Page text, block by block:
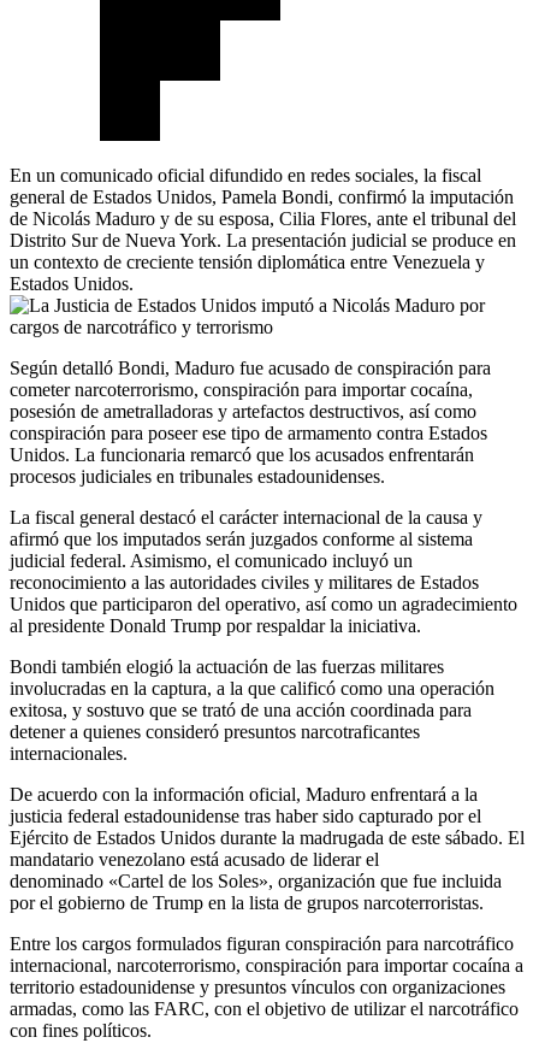
En un comunicado oficial difundido en redes sociales, la fiscal
general de Estados Unidos, Pamela Bondi, confirmó la imputación
de Nicolás Maduro y de su esposa, Cilia Flores, ante el tribunal del
Distrito Sur de Nueva York. La presentación judicial se produce en
un contexto de creciente tensión diplomática entre Venezuela y
Estados Unidos.
Según detalló Bondi, Maduro fue acusado de conspiración para
cometer narcoterrorismo, conspiración para importar cocaína,
posesión de ametralladoras y artefactos destructivos, así como
conspiración para poseer ese tipo de armamento contra Estados
Unidos. La funcionaria remarcó que los acusados enfrentarán
procesos judiciales en tribunales estadounidenses.
La fiscal general destacó el carácter internacional de la causa y
afirmó que los imputados serán juzgados conforme al sistema
judicial federal. Asimismo, el comunicado incluyó un
reconocimiento a las autoridades civiles y militares de Estados
Unidos que participaron del operativo, así como un agradecimiento
al presidente Donald Trump por respaldar la iniciativa.
Bondi también elogió la actuación de las fuerzas militares
involucradas en la captura, a la que calificó como una operación
exitosa, y sostuvo que se trató de una acción coordinada para
detener a quienes consideró presuntos narcotraficantes
internacionales.
De acuerdo con la información oficial, Maduro enfrentará a la
justicia federal estadounidense tras haber sido capturado por el
Ejército de Estados Unidos durante la madrugada de este sábado. El
mandatario venezolano está acusado de liderar el
denominado «Cartel de los Soles», organización que fue incluida
por el gobierno de Trump en la lista de grupos narcoterroristas.
Entre los cargos formulados figuran conspiración para narcotráfico
internacional, narcoterrorismo, conspiración para importar cocaína a
territorio estadounidense y presuntos vínculos con organizaciones
armadas, como las FARC, con el objetivo de utilizar el narcotráfico
con fines políticos.